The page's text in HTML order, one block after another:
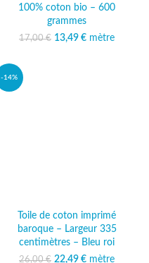
100% coton bio – 600
grammes
17,00€ Le prix initial était :
13,49 €
Le prix
mètre
-14%
Toile de coton imprimé
baroque – Largeur 335
centimètres – Bleu roi
26,00€ Le prix initial était :
22,49 € Le prix
mètre